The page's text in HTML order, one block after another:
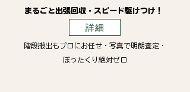
まるごと出張回収・スピード駆けつけ！
詳細
階段搬出もプロにお任せ・写真で明朗査定・
ぼったくり絶対ゼロ